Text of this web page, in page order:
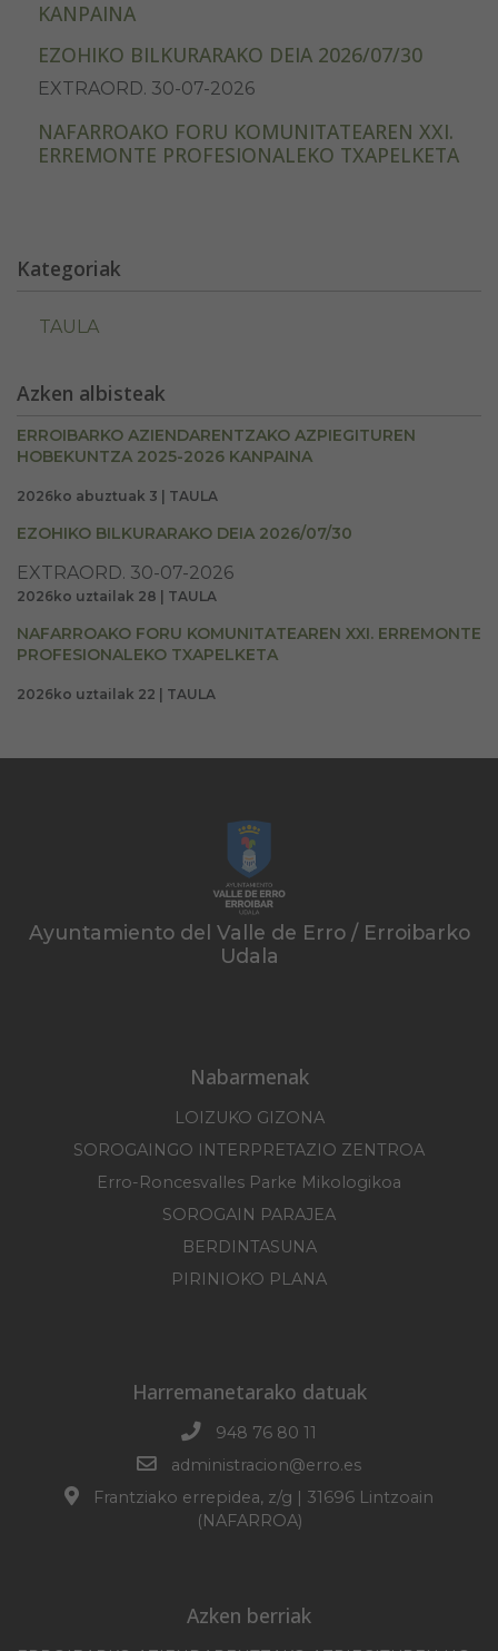
KANPAINA
EZOHIKO BILKURARAKO DEIA 2026/07/30
EXTRAORD. 30-07-2026
NAFARROAKO FORU KOMUNITATEAREN XXI.
ERREMONTE PROFESIONALEKO TXAPELKETA
Kategoriak
TAULA
Azken albisteak
ERROIBARKO AZIENDARENTZAKO AZPIEGITUREN
HOBEKUNTZA 2025-2026 KANPAINA
2026ko abuztuak 3 | TAULA
EZOHIKO BILKURARAKO DEIA 2026/07/30
EXTRAORD. 30-07-2026
2026ko uztailak 28 | TAULA
NAFARROAKO FORU KOMUNITATEAREN XXI. ERREMONTE
PROFESIONALEKO TXAPELKETA
2026ko uztailak 22 | TAULA
Ayuntamiento del Valle de Erro / Erroibarko
Udala
Nabarmenak
LOIZUKO GIZONA
SOROGAINGO INTERPRETAZIO ZENTROA
Erro-Roncesvalles Parke Mikologikoa
SOROGAIN PARAJEA
BERDINTASUNA
PIRINIOKO PLANA
Harremanetarako datuak
948 76 80 11
administracion@erro.es
Frantziako errepidea, z/g | 31696 Lintzoain
(NAFARROA)
Azken berriak